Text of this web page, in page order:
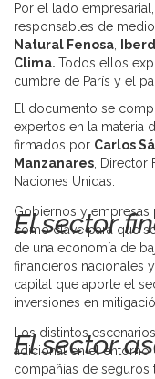
Por el lado
responsables de
Natural Fenosa
Clima. Todos ellos
cumbre de París y el
El documento se
expertos en la materia
firmados por Carlos
Manzanares ,
Naciones Unidas.
El sector
Gobiernos y
como clave para que
de una economía de
financieros nacionales
capital que aporte el
inversiones en
El sector
Los distintos
adicional en el entorno
compañías de